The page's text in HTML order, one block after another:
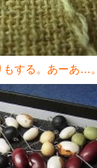
する。あーあ…。